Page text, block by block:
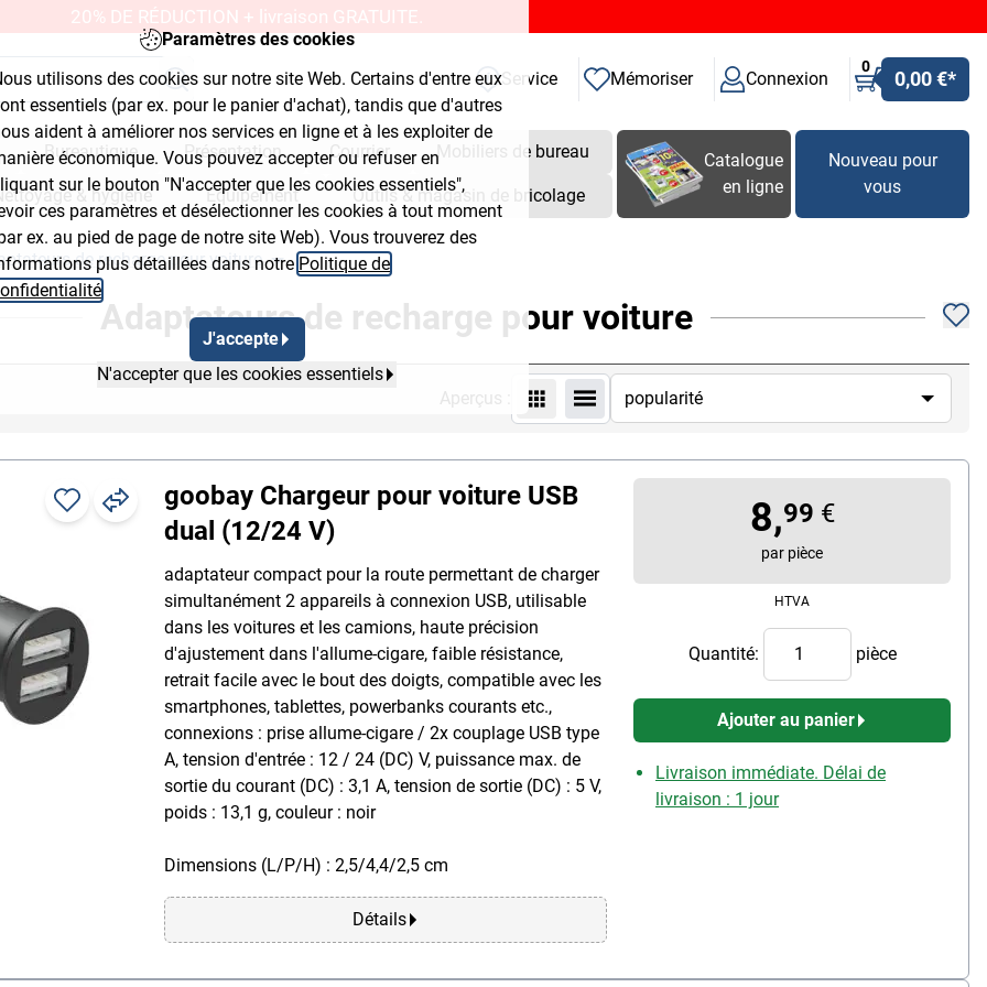
Paramètres des cookies
utilisons des cookies sur notre site Web. Certains d'entre eux
essentiels (par ex. pour le panier d'achat), tandis que d'autres
aident à améliorer nos services en ligne et à les exploiter de
économique. Vous pouvez accepter ou refuser en
sur le bouton "N'accepter que les cookies essentiels",
ces paramètres et désélectionner les cookies à tout moment
ex. au pied de page de notre site Web). Vous trouverez des
plus détaillées dans notre Politique de
J'accepte
N'accepter que les cookies essentiels
20% DE RÉDUCTION + livraison GRATUITE.
Service Mémoriser Connexion
0
0,00 €*
Bureautique Présentation Courrier Mobiliers de bureau
& hygiène Équipement Outils & magasin de bricolage
Catalogue
en ligne
Nouveau pour
vous
Flyout Button 2
de recharge pour voiture Breadcrumb Flyout Button 3
Adaptateurs de recharge pour voiture
Aperçus :
goobay Chargeur pour voiture USB
dual (12/24 V)
adaptateur compact pour la route permettant de charger
simultanément 2 appareils à connexion USB, utilisable
dans les voitures et les camions, haute précision
d'ajustement dans l'allume-cigare, faible résistance,
retrait facile avec le bout des doigts, compatible avec les
smartphones, tablettes, powerbanks courants etc.,
connexions : prise allume-cigare / 2x couplage USB type
A, tension d'entrée : 12 / 24 (DC) V, puissance max. de
sortie du courant (DC) : 3,1 A, tension de sortie (DC) : 5 V,
poids : 13,1 g, couleur : noir
Dimensions (L/P/H) : 2,5/4,4/2,5 cm
Détails
8,99 €
par pièce
HTVA
Quantité: pièce
Ajouter au panier
Livraison immédiate. Délai de
livraison : 1 jour